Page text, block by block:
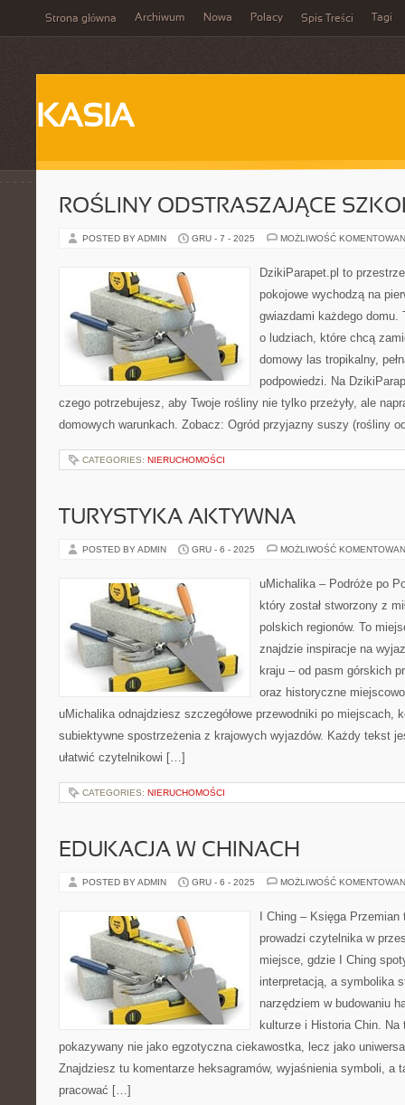
Strona główna Archiwum Nowa Polacy Spis Treści Tagi
KASIA
ROŚLINY ODSTRASZAJĄCE
POSTED BY ADMIN GRU - 7 - 2025 MOŻLIWOŚĆ
DzikiParapet.pl to
pokojowe wychodzą na
gwiazdami każdego domu.
o ludziach, które chcą
domowy las tropikalny,
podpowiedzi. Na
czego potrzebujesz, aby Twoje rośliny nie tylko przeżyły, ale
domowych warunkach. Zobacz: Ogród przyjazny suszy (rośliny
CATEGORIES: NIERUCHOMOŚCI
TURYSTYKA AKTYWNA
POSTED BY ADMIN GRU - 6 - 2025 MOŻLIWOŚĆ
uMichalika – Podróże po
który został stworzony z
polskich regionów. To
znajdzie inspiracje na
kraju – od pasm górskich
oraz historyczne
uMichalika odnajdziesz szczegółowe przewodniki po miejscach,
subiektywne spostrzeżenia z krajowych wyjazdów. Każdy tekst
ułatwić czytelnikowi […]
CATEGORIES: NIERUCHOMOŚCI
EDUKACJA W CHINACH
POSTED BY ADMIN GRU - 6 - 2025 MOŻLIWOŚĆ
I Ching – Księga
prowadzi czytelnika w
miejsce, gdzie I Ching
interpretacją, a symbolika
narzędziem w budowaniu
kulturze i Historia Chin.
pokazywany nie jako egzotyczna ciekawostka, lecz jako
Znajdziesz tu komentarze heksagramów, wyjaśnienia symboli, a
pracować […]